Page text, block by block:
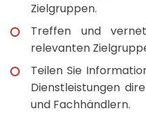
Zielgruppen.
Treffen und
relevanten
Teilen Sie
Dienstleistungen
und Fachhändlern.